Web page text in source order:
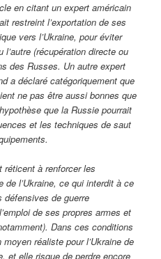
en citant un expert américain
restreint l’exportation de ses
vers l’Ukraine, pour éviter
l’autre (récupération directe ou
des Russes. Un autre expert
a déclaré catégoriquement que
ne pas être aussi bonnes que
que la Russie pourrait
et les techniques de saut
réticent à renforcer les
de l’Ukraine, ce qui interdit à ce
défensives de guerre
de ses propres armes et
Dans ces conditions
réaliste pour l’Ukraine de
et elle risque de perdre encore